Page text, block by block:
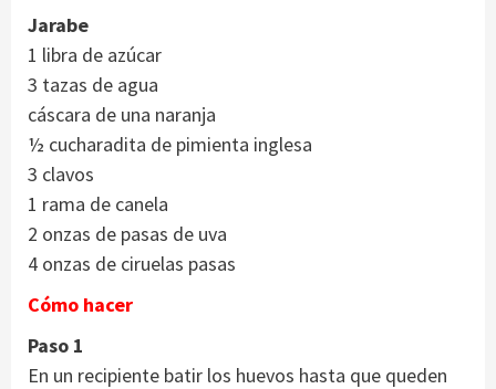
Jarabe
1 libra de azúcar
3 tazas de agua
cáscara de una naranja
½ cucharadita de pimienta inglesa
3 clavos
1 rama de canela
2 onzas de pasas de uva
4 onzas de ciruelas pasas
Cómo hacer
Paso 1
En un recipiente batir los huevos hasta que queden